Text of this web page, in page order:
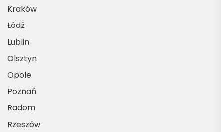
Kraków
Łódź
Lublin
Olsztyn
Opole
Poznań
Radom
Rzeszów